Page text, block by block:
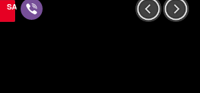
SAVE